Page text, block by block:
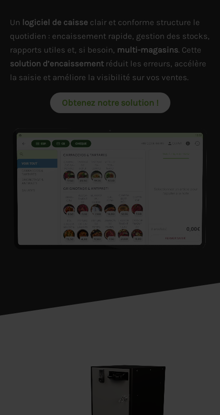
Un logiciel de caisse clair et conforme structure le
quotidien : encaissement rapide, gestion des stocks,
rapports utiles et, si besoin, multi-magasins. Cette
solution d’encaissementréduit les erreurs, accélère
la saisie et améliore la visibilité sur vos ventes.
Obtenez notre solution !